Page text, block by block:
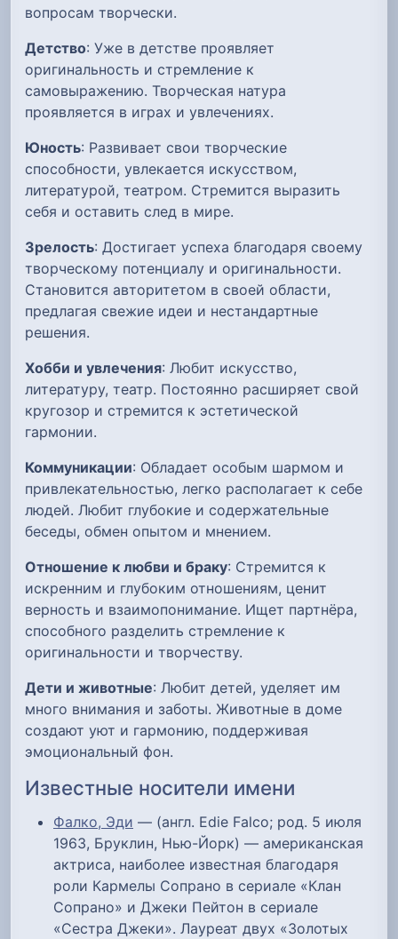
вопросам творчески.
Детство: Уже в детстве проявляет
оригинальность и стремление к
самовыражению. Творческая натура
проявляется в играх и увлечениях.
Юность: Развивает свои творческие
способности, увлекается искусством,
литературой, театром. Стремится выразить
себя и оставить след в мире.
Зрелость: Достигает успеха благодаря своему
творческому потенциалу и оригинальности.
Становится авторитетом в своей области,
предлагая свежие идеи и нестандартные
решения.
Хобби и увлечения: Любит искусство,
литературу, театр. Постоянно расширяет свой
кругозор и стремится к эстетической
гармонии.
Коммуникации: Обладает особым шармом и
привлекательностью, легко располагает к себе
людей. Любит глубокие и содержательные
беседы, обмен опытом и мнением.
Отношение к любви и браку: Стремится к
искренним и глубоким отношениям, ценит
верность и взаимопонимание. Ищет партнёра,
способного разделить стремление к
оригинальности и творчеству.
Дети и животные: Любит детей, уделяет им
много внимания и заботы. Животные в доме
создают уют и гармонию, поддерживая
эмоциональный фон.
Известные носители имени
Фалко, Эди — (англ. Edie Falco; род. 5 июля
1963, Бруклин, Нью-Йорк) — американская
актриса, наиболее известная благодаря
роли Кармелы Сопрано в сериале «Клан
Сопрано» и Джеки Пейтон в сериале
«Сестра Джеки». Лауреат двух «Золотых